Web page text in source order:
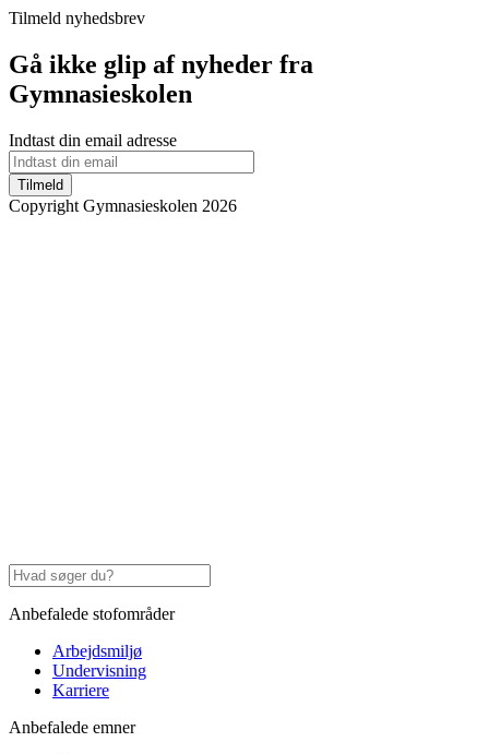
Tilmeld nyhedsbrev
Gå ikke glip af nyheder fra
Gymnasieskolen
Indtast din email adresse
Tilmeld
Copyright Gymnasieskolen 2026
Anbefalede stofområder
Arbejdsmiljø
Undervisning
Karriere
Anbefalede emner